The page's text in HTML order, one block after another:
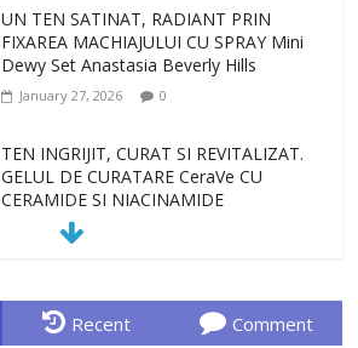
UN TEN SATINAT, RADIANT PRIN
FIXAREA MACHIAJULUI CU SPRAY Mini
Dewy Set Anastasia Beverly Hills
January 27, 2026 0
TEN INGRIJIT, CURAT SI REVITALIZAT.
GELUL DE CURATARE CeraVe CU
CERAMIDE SI NIACINAMIDE
January 23, 2026
ori o provocare. Idei inedite, cadouri
originale, le puteti avea la Giftspot.ro,
Recent Comment